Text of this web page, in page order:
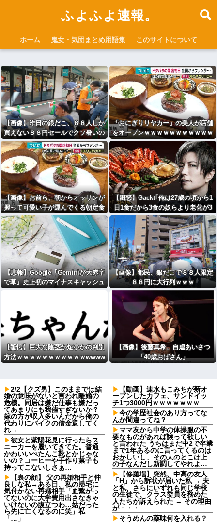
ふよふよ速報。
ホーム 鬼女・気団まとめ用語集 このサイトについて
【画像】昨日の銀だこ、８８人しか
買えない８８円セールでクソ暑いの
に大行列ｗｗｗ
「おにぎりリヤカー」の美人が店舗
をオープンｗｗｗｗｗｗｗｗｗｗｗ
ｗ
【画像】お前ら、朝からオッサンが
握って可愛い子が運んでくる朝定食
（2200円）頼める？
【困惑】Gackt｢俺は27歳の頃から1
日1食だから3食の奴らより老化が3
倍遅い｣←これ
【悲報】Google『Geminiが大赤字
で草』史上初のマイナスキャッシュ
【画像】都民、銀だこで８８人限定
８８円に大行列ｗｗｗ
【驚愕】巨大な陰茎か短小かの判別
方法ｗｗｗｗｗｗｗｗｗｗｗwwww
【画像】後藤真希、自虐あいさつ
「40歳おばさん」
2/2【クズ男】このままでは結
婚の意味がないと言われ離婚の
危機。同居は嫌だ仕事も嫌だっ
てあまりにも我儘すぎないか？
嫁の方が収入多いんだから俺の
代わりにバイクの借金返してく
れ→
彼女と紫陽花見に行ったらス
ニーカーを履いてきてた。普通
かわいいぺたんこ靴とかじゃな
いの？コーヒーや手作り菓子も
持ってこないしさぁ…
【裏の顔】 父の再婚相手と仲
良しな私→ある日、私の帰宅に
気付かない再婚相手「血繋がっ
てないのに大学費用出さなきゃ
いけないの腹立つわ…姑だった
ら先に亡くなるのに笑」私
「…」
【動画】速水もこみちが新オ
ープンしたカフェ、サンドイッ
チ1つ3000円ｗｗｗｗｗｗｗ
今の学歴社会のあり方ってな
んか間違ってね？
ママ友から中学の体操服の不
要なものがあれば譲って欲しい
と言われた うちはまだ中2で卒業
まで1年あるのに言ってくるのは
おかしいし、その人のとこは上
の子なんだし新調してやれよ…
【修羅場】突然、中高の友人
「H」から訴状が届いた私 → 夫
と私、さらにいずれも同じ学校
の生徒で、クラス委員を務めた
人たちが訴えられた → その理由
が・・・
そうめんの薬味何を入れる？